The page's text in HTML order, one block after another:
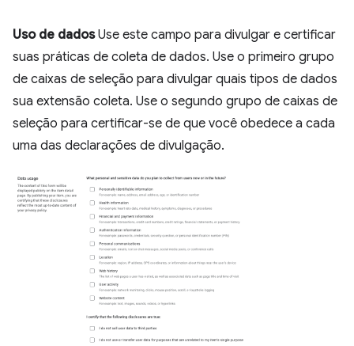
Uso de dadosUse este campo para divulgar e certificar
suas práticas de coleta de dados. Use o primeiro grupo
de caixas de seleção para divulgar quais tipos de dados
sua extensão coleta. Use o segundo grupo de caixas de
seleção para certificar-se de que você obedece a cada
uma das declarações de divulgação.